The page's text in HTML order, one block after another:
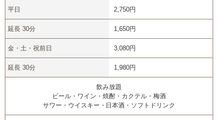
平日 2,750円
延長 30分 1,650円
金・土・祝前日 3,080円
延長 30分 1,980円
飲み放題
ビール・ワイン・焼酎・カクテル・梅酒
サワー・ウイスキー・日本酒・ソフトドリンク